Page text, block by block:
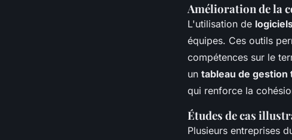
Amélioration de la
L'utilisation de
équipes. Ces outils
compétences sur le
un tableau de gestion
qui renforce la
Études de cas
Plusieurs entreprises